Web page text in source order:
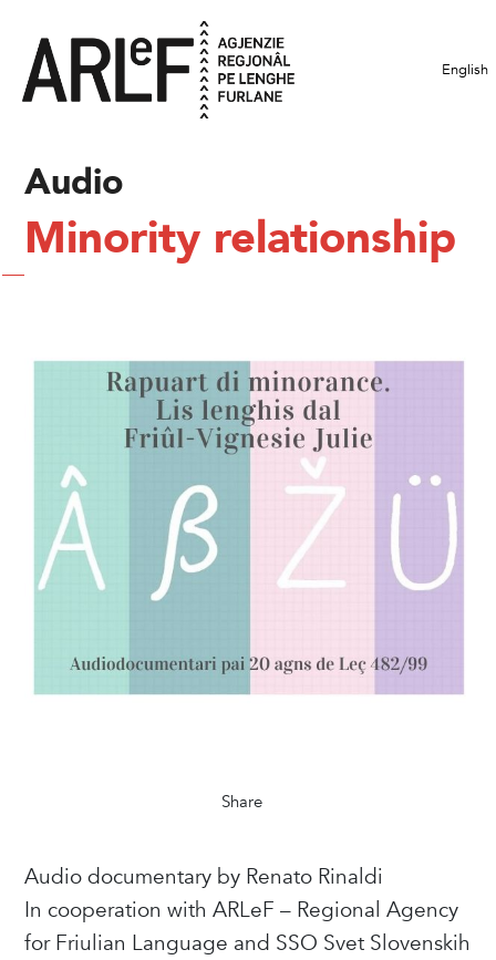
English
Audio
Minority relationship
Share
Audio documentary by Renato Rinaldi
In cooperation with ARLeF – Regional Agency
for Friulian Language and SSO Svet Slovenskih